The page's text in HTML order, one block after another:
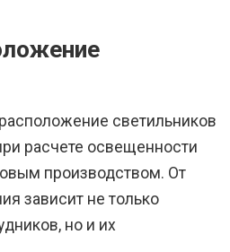
светильников
расчете освещенности
производством. От
зависит не только
но и их